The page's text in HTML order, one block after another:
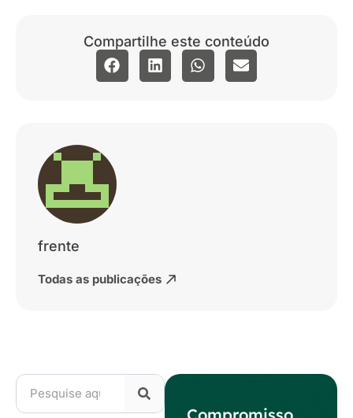
Compartilhe este conteúdo
frente
Todas as publicações